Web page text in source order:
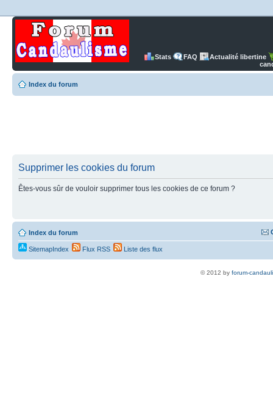
Stats FAQ
Actualité libertine
Index du forum
Supprimer les cookies du forum
Êtes-vous sûr de vouloir supprimer tous les cookies de ce forum ?
Index du forum
SitemapIndex Flux RSS Liste des flux
© 2012 by forum-